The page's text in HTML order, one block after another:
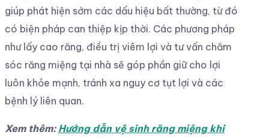
giúp phát hiện sớm các dấu hiệu bất thường, từ đó
có biện pháp can thiệp kịp thời. Các phương pháp
như lấy cao răng, điều trị viêm lợi và tư vấn chăm
sóc răng miệng tại nhà sẽ góp phần giữ cho lợi
luôn khỏe mạnh, tránh xa nguy cơ tụt lợi và các
bệnh lý liên quan.
Xem thêm: Hướng dẫn vệ sinh răng miệng khi